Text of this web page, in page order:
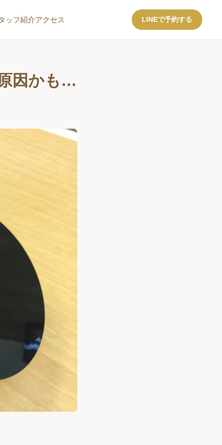
ッフ紹介アクセス LINEで予約する
因かも…